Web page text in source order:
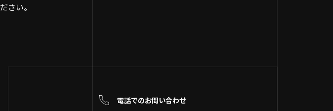
ださい。
電話でのお問い合わせ